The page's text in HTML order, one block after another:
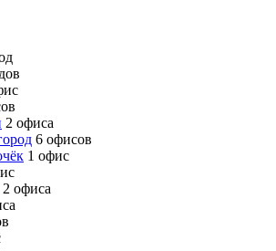
2 офиса
6 офисов
1 офис
2 офиса